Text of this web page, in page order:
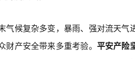
气候复杂多变，暴雨、强对流天气
财产安全带来多重考验。 平安产险